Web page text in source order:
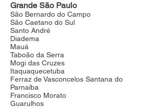
Grande São Paulo
São Bernardo do Campo
São Caetano do Sul
Santo André
Diadema
Mauá
Taboão da Serra
Mogi das Cruzes
Itaquaquecetuba
Ferraz de Vasconcelos Santana do
Parnaíba
Francisco Morato
Guarulhos